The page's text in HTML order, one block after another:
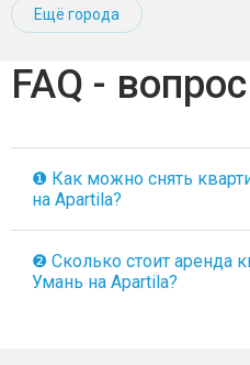
Ещё города
FAQ -
❶ Как можно снять
на Apartila?
❷ Сколько стоит аренда
Умань на Apartila?